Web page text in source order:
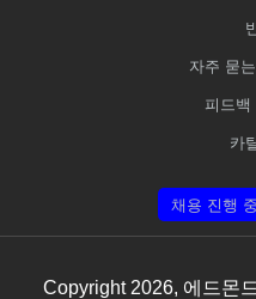
자주 묻
피드백
카
채용 진행
Copyright 2026, 에드몬